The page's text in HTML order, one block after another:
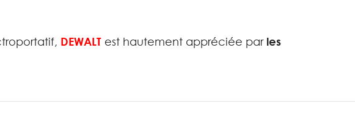
DEWALT est hautement appréciée par les